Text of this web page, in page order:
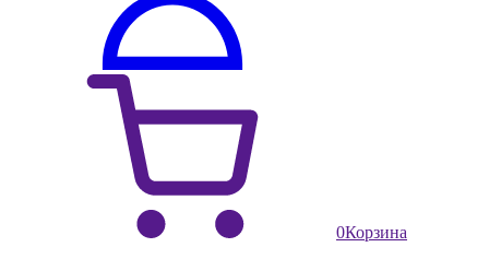
0Корзина